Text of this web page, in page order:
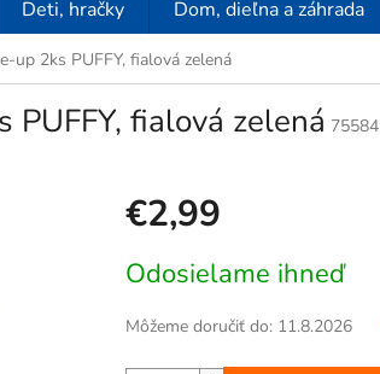
Deti, hračky Dom, dieľna a záhrada
up 2ks PUFFY, fialová zelená
fialová zelená 75584
€2,99
cena:
Odosielame ihneď
Môžeme doručiť do: 11.8.2026